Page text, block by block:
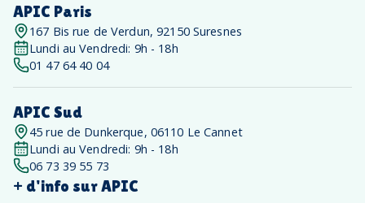
APIC Paris
167 Bis rue de Verdun, 92150 Suresnes
Lundi au Vendredi: 9h - 18h
01 47 64 40 04
APIC Sud
45 rue de Dunkerque, 06110 Le Cannet
Lundi au Vendredi: 9h - 18h
06 73 39 55 73
+ d'info sur APIC